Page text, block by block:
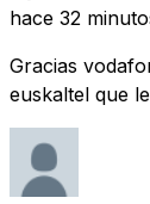
hace 32
Gracias
euskaltel que